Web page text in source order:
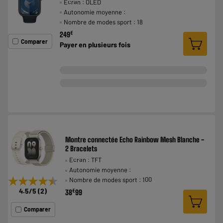
Comparer
Ecran : OLED
Autonomie moyenne :
Nombre de modes sport : 18
249€
Payer en plusieurs fois
★★★★★
★★★★★
4.5/5 (2)
Comparer
Montre connectée Echo Rainbow Mesh Blanche -
2 Bracelets
Ecran : TFT
Autonomie moyenne :
Nombre de modes sport : 100
38€99